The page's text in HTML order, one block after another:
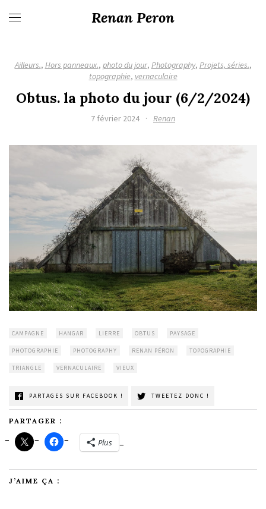
Renan Peron
Ailleurs., Hors panneaux., photo du jour, Photography, Projets, séries.,
topographie, vernaculaire
Obtus. la photo du jour (6/2/2024)
7 février 2024 · Renan
CAMPAGNE HANGAR LIERRE OBTUS PAYSAGE
PHOTOGRAPHIE PHOTOGRAPHY RENAN PÉRON TOPOGRAPHIE
TRIANGLE VERNACULAIRE VIEUX
PARTAGES SUR FACEBOOK ! TWEETEZ DONC !
PARTAGER :
Plus
J’AIME ÇA :